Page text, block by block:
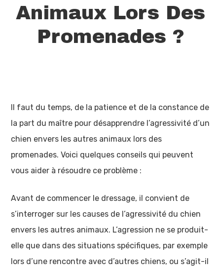
Animaux Lors Des
Promenades ?
Il faut du temps, de la patience et de la constance de
la part du maître pour désapprendre l’agressivité d’un
chien envers les autres animaux lors des
promenades. Voici quelques conseils qui peuvent
vous aider à résoudre ce problème :
Avant de commencer le dressage, il convient de
s’interroger sur les causes de l’agressivité du chien
envers les autres animaux. L’agression ne se produit-
elle que dans des situations spécifiques, par exemple
lors d’une rencontre avec d’autres chiens, ou s’agit-il